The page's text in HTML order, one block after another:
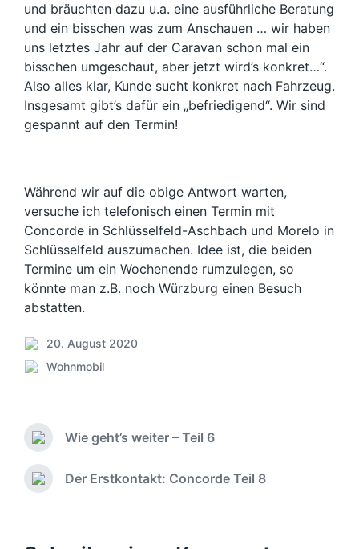
und bräuchten dazu u.a. eine ausführliche Beratung
und ein bisschen was zum Anschauen … wir haben
uns letztes Jahr auf der Caravan schon mal ein
bisschen umgeschaut, aber jetzt wird’s konkret…“.
Also alles klar, Kunde sucht konkret nach Fahrzeug.
Insgesamt gibt’s dafür ein „befriedigend“. Wir sind
gespannt auf den Termin!
Während wir auf die obige Antwort warten,
versuche ich telefonisch einen Termin mit
Concorde in Schlüsselfeld-Aschbach und Morelo in
Schlüsselfeld auszumachen. Idee ist, die beiden
Termine um ein Wochenende rumzulegen, so
könnte man z.B. noch Würzburg einen Besuch
abstatten.
V
e
f
e
n
t
20. August 2020
V
ö
f
e
n
Wohnmobil
V
o
r
h
Wie geht’s weiter – Teil 6
N
Der Erstkontakt: Concorde Teil 8